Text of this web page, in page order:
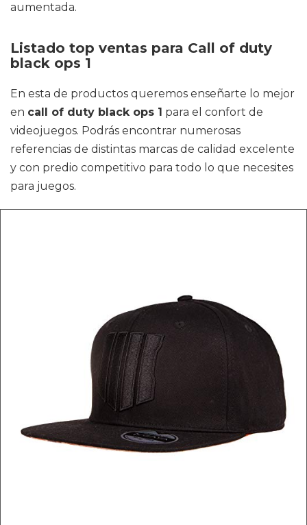
aumentada.
Listado top ventas para Call of duty
black ops 1
En esta de productos queremos enseñarte lo mejor
en call of duty black ops 1 para el confort de
videojuegos. Podrás encontrar numerosas
referencias de distintas marcas de calidad excelente
y con predio competitivo para todo lo que necesites
para juegos.